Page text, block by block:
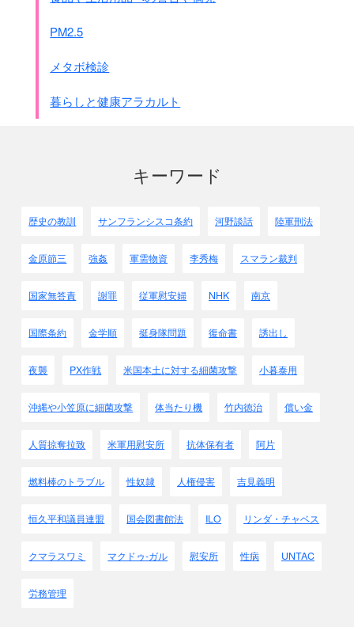
PM2.5
メタボ検診
暮らしと健康アラカルト
キーワード
歴史の教訓 サンフランシスコ条約 河野談話 陸軍刑法
金原節三 強姦 軍需物資 李秀梅 スマラン裁判
国家無答責 謝罪 従軍慰安婦 NHK 南京
国際条約 金学順 挺身隊問題 復命書 誘出し
夜襲 PX作戦 米国本土に対する細菌攻撃 小暮泰用
沖縄や小笠原に細菌攻撃 体当たり機 竹内徳治 償い金
人質掠奪拉致 米軍用慰安所 抗体保有者 阿片
燃料棒のトラブル 性奴隷 人権侵害 吉見義明
恒久平和議員連盟 国会図書館法 ILO リンダ・チャベス
クマラスワミ マクドゥ-ガル 慰安所 性病 UNTAC
労務管理